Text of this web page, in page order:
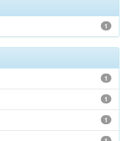
1
1
1
1